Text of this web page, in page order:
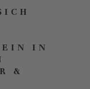
EIN IN
&